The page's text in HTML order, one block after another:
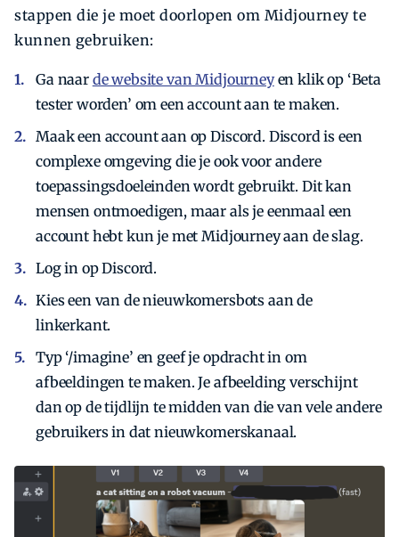
stappen die je moet doorlopen om Midjourney te
kunnen gebruiken:
Ga naar de website van Midjourneyen klik op ‘Beta
tester worden’ om een account aan te maken.
Maak een account aan op Discord. Discord is een
complexe omgeving die je ook voor andere
toepassingsdoeleinden wordt gebruikt. Dit kan
mensen ontmoedigen, maar als je eenmaal een
account hebt kun je met Midjourney aan de slag.
Log in op Discord.
Kies een van de nieuwkomersbots aan de
linkerkant.
Typ ‘/imagine’ en geef je opdracht in om
afbeeldingen te maken. Je afbeelding verschijnt
dan op de tijdlijn te midden van die van vele andere
gebruikers in dat nieuwkomerskanaal.